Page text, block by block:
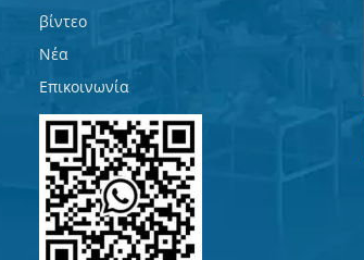
βίντεο
Νέα
Επικοινωνία